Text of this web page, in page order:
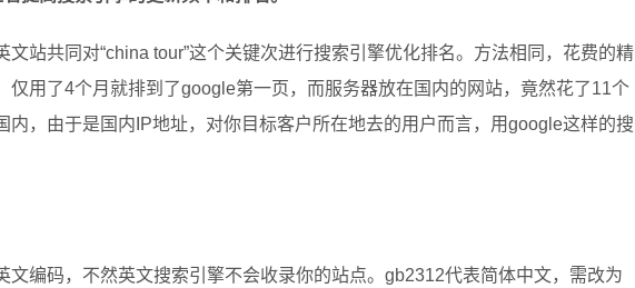
站共同对“china tour”这个关键次进行搜索引擎优化排名。方法相同，花费的精
仅用了4个月就排到了google第一页，而服务器放在国内的网站，竟然花了11个
内，由于是国内IP地址，对你目标客户所在地去的用户而言，用google这样的搜
文编码，不然英文搜索引擎不会收录你的站点。gb2312代表简体中文，需改为